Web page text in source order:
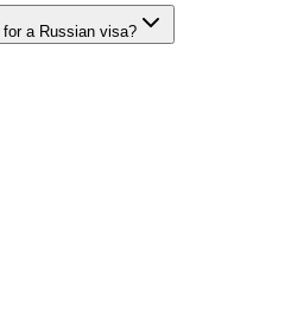
a Russian visa?